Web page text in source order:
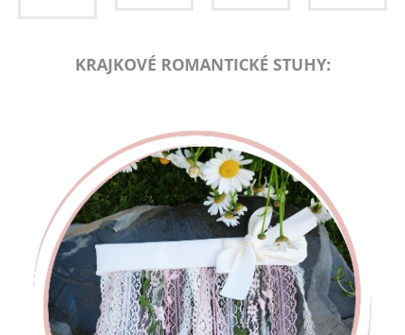
KRAJKOVÉ ROMANTICKÉ STUHY: